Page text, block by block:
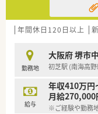
年間休日120日以上
勤務地
大阪府 堺市
初芝駅 (南海高
給与
年収410万円
月給
※ご経験や勤務